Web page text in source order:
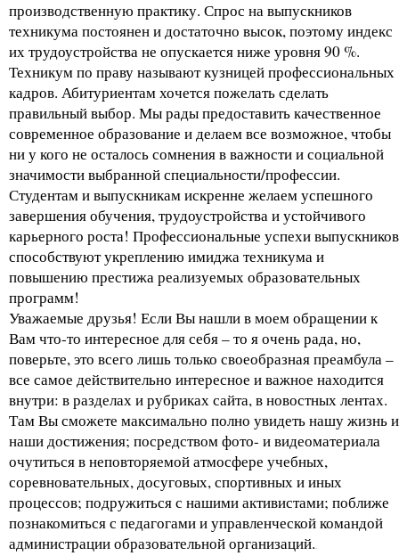
производственную практику. Спрос на выпускников
техникума постоянен и достаточно высок, поэтому индекс
их трудоустройства не опускается ниже уровня 90 %.
Техникум по праву называют кузницей профессиональных
кадров. Абитуриентам хочется пожелать сделать
правильный выбор. Мы рады предоставить качественное
современное образование и делаем все возможное, чтобы
ни у кого не осталось сомнения в важности и социальной
значимости выбранной специальности/профессии.
Студентам и выпускникам искренне желаем успешного
завершения обучения, трудоустройства и устойчивого
карьерного роста! Профессиональные успехи выпускников
способствуют укреплению имиджа техникума и
повышению престижа реализуемых образовательных
программ!
Уважаемые друзья! Если Вы нашли в моем обращении к
Вам что-то интересное для себя – то я очень рада, но,
поверьте, это всего лишь только своеобразная преамбула –
все самое действительно интересное и важное находится
внутри: в разделах и рубриках сайта, в новостных лентах.
Там Вы сможете максимально полно увидеть нашу жизнь и
наши достижения; посредством фото- и видеоматериала
очутиться в неповторяемой атмосфере учебных,
соревновательных, досуговых, спортивных и иных
процессов; подружиться с нашими активистами; поближе
познакомиться с педагогами и управленческой командой
администрации образовательной организаций.